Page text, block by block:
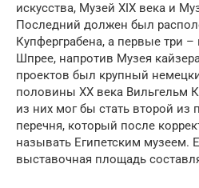
искусства, Музей XIX века и
Последний должен был
Купферграбена, а первые три –
Шпрее, напротив Музея
проектов был крупный
половины XX века Вильгельм
из них мог бы стать второй
перечня, который после
называть Египетским музеем.
выставочная площадь